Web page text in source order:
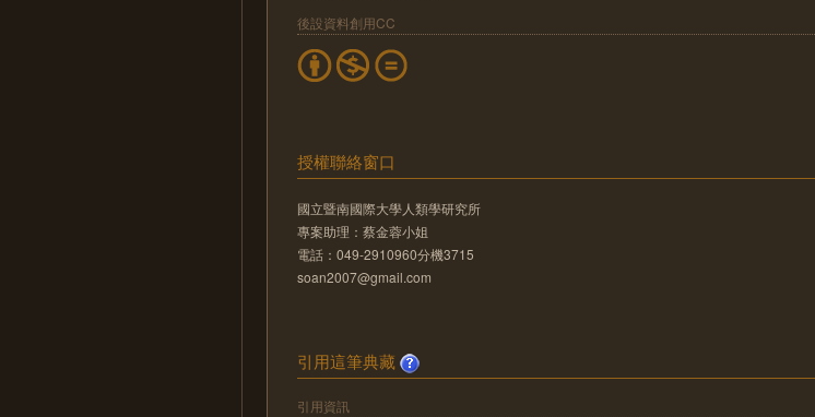
後設資料創用CC
授權聯絡窗口
國立暨南國際大學人類學研究所
專案助理：蔡金蓉小姐
電話：049-2910960分機3715
soan2007@gmail.com
引用這筆典藏
引用資訊